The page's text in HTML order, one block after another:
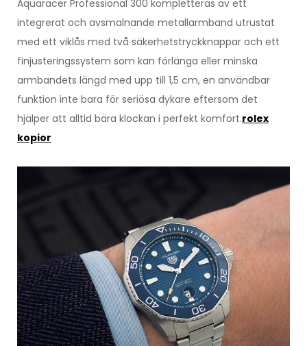
Aquaracer Professional 300 kompletteras av ett
integrerat och avsmalnande metallarmband utrustat
med ett viklås med två säkerhetstryckknappar och ett
finjusteringssystem som kan förlänga eller minska
armbandets längd med upp till 1,5 cm, en användbar
funktion inte bara för seriösa dykare eftersom det
hjälper att alltid bära klockan i perfekt komfort.rolex
kopior